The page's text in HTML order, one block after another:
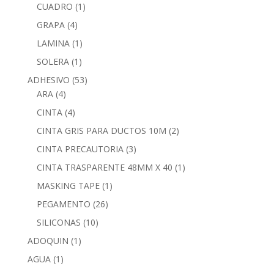
CUADRO (1)
GRAPA (4)
LAMINA (1)
SOLERA (1)
ADHESIVO (53)
ARA (4)
CINTA (4)
CINTA GRIS PARA DUCTOS 10M (2)
CINTA PRECAUTORIA (3)
CINTA TRASPARENTE 48MM X 40 (1)
MASKING TAPE (1)
PEGAMENTO (26)
SILICONAS (10)
ADOQUIN (1)
AGUA (1)